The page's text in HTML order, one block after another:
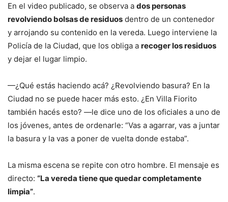
En el video publicado, se observa a dos personas
revolviendo bolsas de residuos dentro de un contenedor
y arrojando su contenido en la vereda. Luego interviene la
Policía de la Ciudad, que los obliga a recoger los residuos
y dejar el lugar limpio.
—¿Qué estás haciendo acá? ¿Revolviendo basura? En la
Ciudad no se puede hacer más esto. ¿En Villa Fiorito
también hacés esto? —le dice uno de los oficiales a uno de
los jóvenes, antes de ordenarle: “Vas a agarrar, vas a juntar
la basura y la vas a poner de vuelta donde estaba”.
La misma escena se repite con otro hombre. El mensaje es
directo: “La vereda tiene que quedar completamente
limpia”.